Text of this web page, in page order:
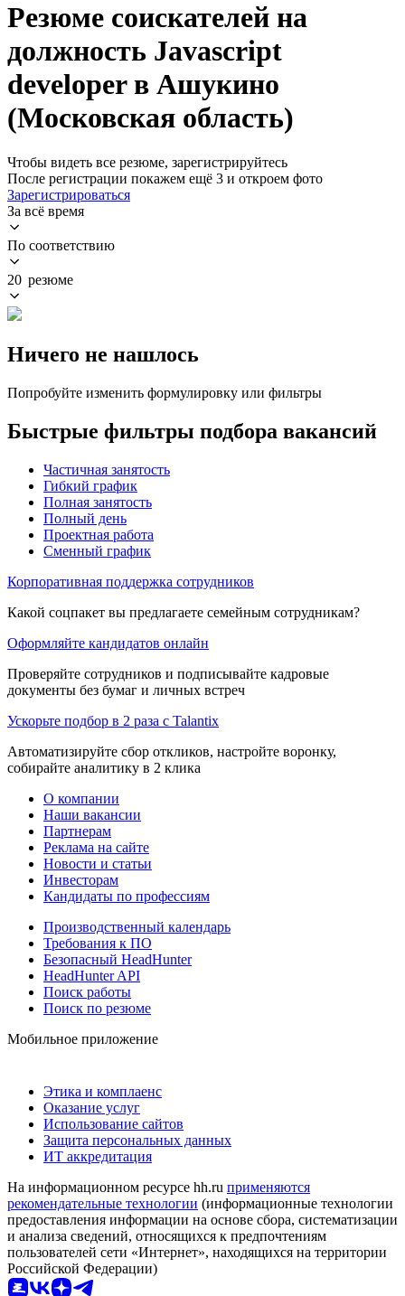
Резюме соискателей на
должность Javascript
developer в Ашукино
(Московская область)
Чтобы видеть все резюме, зарегистрируйтесь
После регистрации покажем ещё 3 и откроем фото
Зарегистрироваться
За всё время
По соответствию
20 резюме
Ничего не нашлось
Попробуйте изменить формулировку или фильтры
Быстрые фильтры подбора вакансий
Частичная занятость
Гибкий график
Полная занятость
Полный день
Проектная работа
Сменный график
Корпоративная поддержка сотрудников
Какой соцпакет вы предлагаете семейным сотрудникам?
Оформляйте кандидатов онлайн
Проверяйте сотрудников и подписывайте кадровые
документы без бумаг и личных встреч
Ускорьте подбор в 2 раза с Talantix
Автоматизируйте сбор откликов, настройте воронку,
собирайте аналитику в 2 клика
О компании
Наши вакансии
Партнерам
Реклама на сайте
Новости и статьи
Инвесторам
Кандидаты по профессиям
Производственный календарь
Требования к ПО
Безопасный HeadHunter
HeadHunter API
Поиск работы
Поиск по резюме
Мобильное приложение
Этика и комплаенс
Оказание услуг
Использование сайтов
Защита персональных данных
ИТ аккредитация
На информационном ресурсе hh.ru применяются
рекомендательные технологии (информационные технологии
предоставления информации на основе сбора, систематизации
и анализа сведений, относящихся к предпочтениям
пользователей сети «Интернет», находящихся на территории
Российской Федерации)